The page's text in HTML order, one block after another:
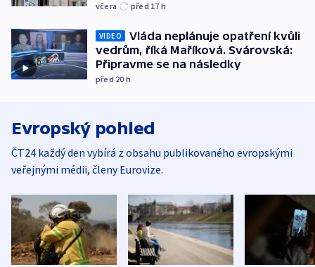
včera před 17 h
VIDEO
Vláda neplánuje opatření kvůli
vedrům, říká Maříková. Svárovská:
Připravme se na následky
před 20 h
Evropský pohled
ČT24 každý den vybírá z obsahu publikovaného evropskými
veřejnými médii, členy Eurovize.